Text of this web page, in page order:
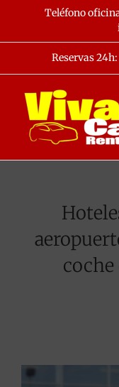
contenido
Teléfono
Reservas
coche